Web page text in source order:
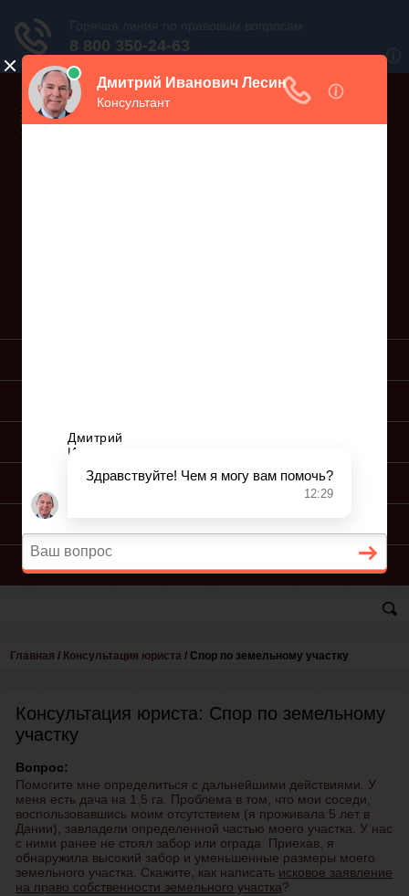
ПОДАЧА ИСКА
КОНСУЛЬТАЦИЯ ЮРИСТА
Главная / Консультация юриста / Спор по земельному участку
Консультация юриста: Спор по земельному
участку
Вопрос:
Помогите мне определиться с дальнейшими действиями. У
меня есть дача на 1,5 га. Проблема в том, что мои соседи,
воспользовавшись моим отсутствием (я проживала 5 лет в
Дании), завладели определенной частью моего участка. У нас
с ними ранее не стоял забор или ограда. Приехав, я
обнаружила высокий забор и уменьшенные размеры моего
земельного участка. Скажите, как написать исковое заявление
на право собственности земельного участка?